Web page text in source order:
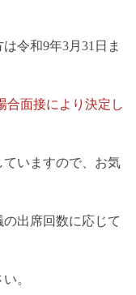
令和9年3月31日ま
面接により決定し
ていますので、お気
出席回数に応じて
。